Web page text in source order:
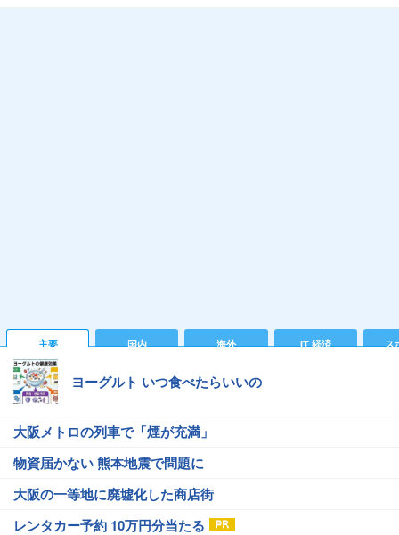
主要 国内 海外 IT 経済 ス
ヨーグルト いつ食べたらいいの
大阪メトロの列車で「煙が充満」
物資届かない 熊本地震で問題に
大阪の一等地に廃墟化した商店街
レンタカー予約 10万円分当たる